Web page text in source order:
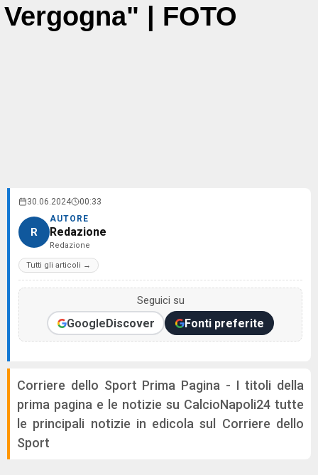
Vergogna" | FOTO
30.06.2024 00:33
R
AUTORE
Redazione
Redazione
Tutti gli articoli →
Seguici su
GoogleDiscover Fonti preferite
Corriere dello Sport Prima Pagina - I titoli della
prima pagina e le notizie su CalcioNapoli24 tutte
le principali notizie in edicola sul Corriere dello
Sport